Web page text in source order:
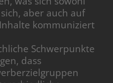
aber auch auf
kommuniziert
Schwerpunkte
dass